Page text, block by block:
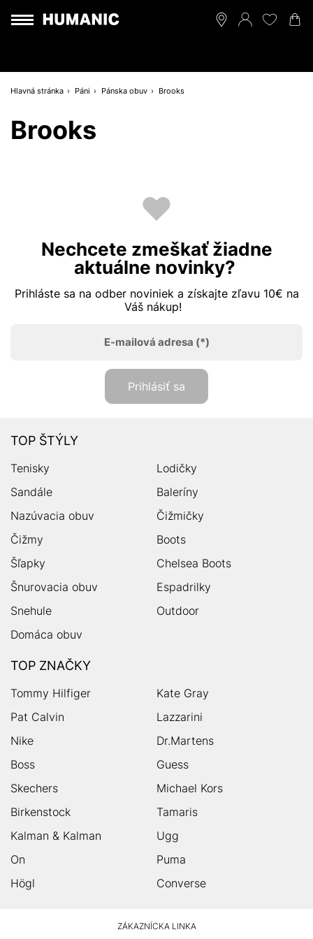
Hlavná stránka Páni Pánska obuv Brooks
Brooks
Nechcete zmeškať žiadne
aktuálne novinky?
Prihláste sa na odber noviniek a získajte zľavu 10€ na
Váš nákup!
E-mailová adresa (*)
Prihlásiť sa
TOP ŠTÝLY
Tenisky
Lodičky
Sandále
Baleríny
Nazúvacia obuv
Čižmičky
Čižmy
Boots
Šľapky
Chelsea Boots
Šnurovacia obuv
Espadrilky
Snehule
Outdoor
Domáca obuv
TOP ZNAČKY
Tommy Hilfiger
Kate Gray
Pat Calvin
Lazzarini
Nike
Dr.Martens
Boss
Guess
Skechers
Michael Kors
Birkenstock
Tamaris
Kalman & Kalman
Ugg
On
Puma
Högl
Converse
ZÁKAZNÍCKA LINKA